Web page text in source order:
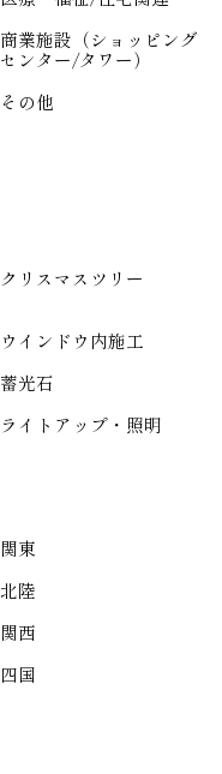
商業施設（ショッピング
センター/タワー）
その他
クリスマスツリー
ウインドウ内施工
蓄光石
ライトアップ・照明
関東
北陸
関西
四国